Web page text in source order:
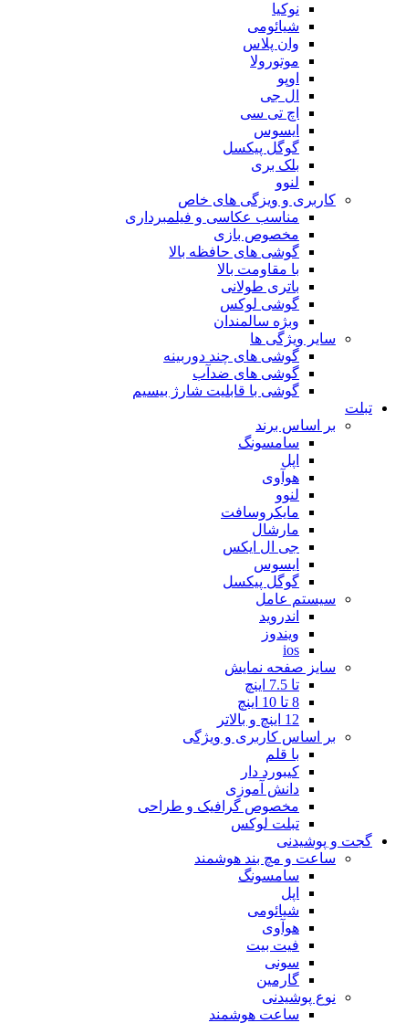
نوکیا
شیائومی
وان پلاس
موتورولا
اوپو
ال جی
اچ تی سی
ایسوس
گوگل پیکسل
بلک بری
لنوو
کاربری و ویزگی های خاص
مناسب عکاسی و فیلمبرداری
مخصوص بازی
گوشی های حافظه بالا
با مقاومت بالا
باتری طولانی
گوشی لوکس
وبژه سالمندان
سایر ویژگی ها
گوشی های چند دوربینه
گوشی های ضدآب
گوشی با قابلیت شارژ بیسیم
تبلت
بر اساس برند
سامسونگ
اپل
هوآوی
لنوو
مایکروسافت
مارشال
جی ال ایکس
ایسوس
گوگل پیکسل
سیستم عامل
اندروید
ویندوز
ios
سایز صفحه نمایش
تا 7.5 اینچ
8 تا 10 اینچ
12 اینچ و بالاتر
بر اساس کاربری و ویژگی
با قلم
کیبورد دار
دانش آموزی
مخصوص گرافیک و طراحی
تبلت لوکس
گجت و پوشیدنی
ساعت و مچ بند هوشمند
سامسونگ
اپل
شیائومی
هوآوی
فیت بیت
سونی
گارمین
نوع پوشیدنی
ساعت هوشمند